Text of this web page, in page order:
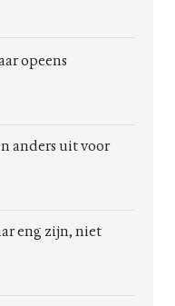
opeens
anders uit voor
eng zijn, niet